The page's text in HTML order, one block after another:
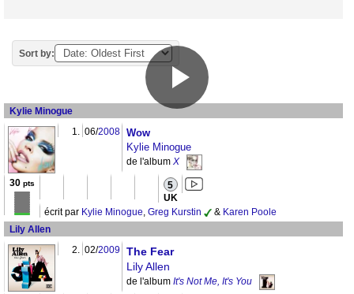
Sort by:
Kylie Minogue
1. 06/2008 Wow
Kylie Minogue
de l'album X
30 pts 5
UK
écrit par Kylie Minogue, Greg Kurstin & Karen Poole
Lily Allen
2. 02/2009
The Fear
Lily Allen
de l'album It's Not Me, It's You